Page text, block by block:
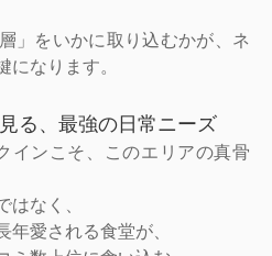
」をいかに取り込むかが、ネ
になります。
る、最強の日常ニーズ
インこそ、このエリアの真骨
はなく、
年愛される食堂が、